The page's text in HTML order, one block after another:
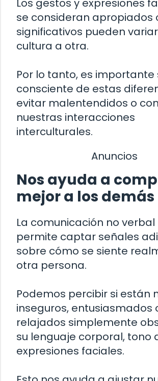
Los gestos y expresiones
se consideran apropiados
significativos pueden
cultura a otra.
Por lo tanto, es importante
consciente de estas
evitar malentendidos o
nuestras interacciones
interculturales.
Anuncios
Nos ayuda a
mejor a los demás
La comunicación no verbal
permite captar señales
sobre cómo se siente
otra persona.
Podemos percibir si están
inseguros, entusiasmados
relajados simplemente
su lenguaje corporal, tono
expresiones faciales.